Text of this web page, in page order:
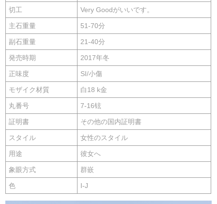
切工 Very Goodがいいです。
主石重量 51-70分
副石重量 21-40分
発売時期 2017年冬
正味度 SI/小傷
モザイク材質 白18 k金
丸番号 7-16铉
証明書 その他の国内証明書
スタイル 女性のスタイル
用途 彼女へ
象眼方式 群嵌
色 I-J